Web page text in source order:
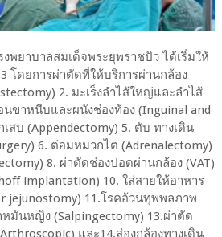
พยาบาลสมเด็จพระยุพราชปัว ได้เริ่มให้
โดยการผ่าตัดที่ให้บริการผ่านกล้อง
2. มะเร็งลำไส้ใหญ่และลำไส้
นขาหนีบและผนังช่องท้อง (Inguinal and
สบ (Appendectomy) 5. ตับ ทางเดิน
6. ต่อมหมวกไต (Adrenalectomy)
8. ผ่าตัดช่องปอดผ่านกล้อง (VAT)
implantation) 10. ใส่สายให้อาหาร
jejunostomy) 11.โรคอ้วนทุพพลภาพ
มันหญิง (Salpingectomy) 13.ผ่าตัด
และ14.ส่องกล้องทางเดิน